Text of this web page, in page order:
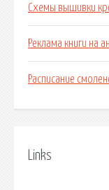
Схемы вышивки
Реклама книги на
Расписание
Links